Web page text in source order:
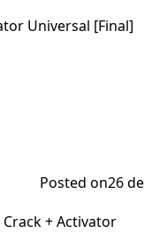
Universal [Final]
Posted on26 de